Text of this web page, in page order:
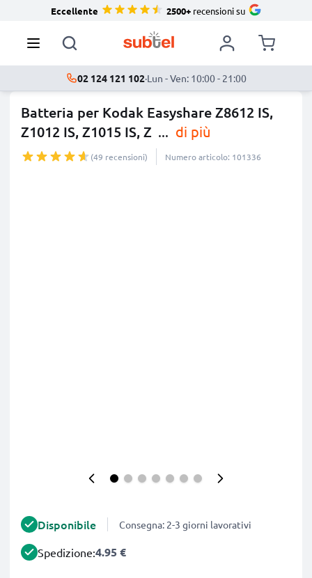
Eccellente 2500+recensioni su
02 124 121 102·Lun - Ven: 10:00 - 21:00
Batteria per Kodak Easyshare Z8612 IS,
Z1012 IS, Z1015 IS, Z ... di più
(49 recensioni) Numero articolo: 101336
Disponibile Consegna: 2-3 giorni lavorativi
Spedizione:4.95 €